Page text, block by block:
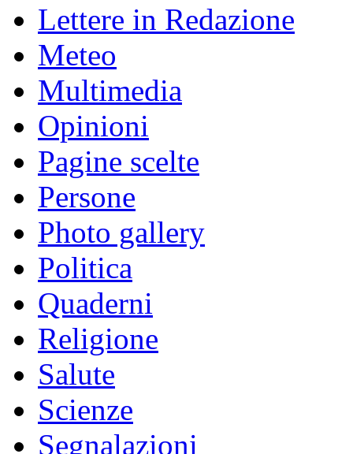
Lettere in Redazione
Meteo
Multimedia
Opinioni
Pagine scelte
Persone
Photo gallery
Politica
Quaderni
Religione
Salute
Scienze
Segnalazioni